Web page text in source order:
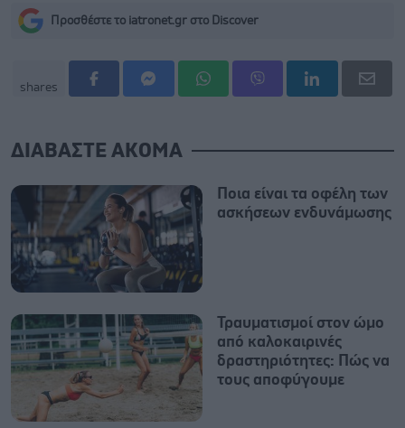
Προσθέστε το iatronet.gr στο Discover
shares
ΔΙΑΒΑΣΤΕ ΑΚΟΜΑ
Ποια είναι τα οφέλη των
ασκήσεων ενδυνάμωσης
Τραυματισμοί στον ώμο
από καλοκαιρινές
δραστηριότητες: Πώς να
τους αποφύγουμε